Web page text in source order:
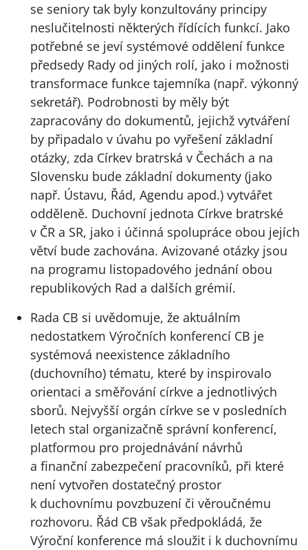
se seniory tak byly konzultovány principy
neslučitelnosti některých řídících funkcí. Jako
potřebné se jeví systémové oddělení funkce
předsedy Rady od jiných rolí, jako i možnosti
transformace funkce tajemníka (např. výkonný
sekretář). Podrobnosti by měly být
zapracovány do dokumentů, jejichž vytváření
by připadalo v úvahu po vyřešení základní
otázky, zda Církev bratrská v Čechách a na
Slovensku bude základní dokumenty (jako
např. Ústavu, Řád, Agendu apod.) vytvářet
odděleně. Duchovní jednota Církve bratrské
v ČR a SR, jako i účinná spolupráce obou jejích
větví bude zachována. Avizované otázky jsou
na programu listopadového jednání obou
republikových Rad a dalších grémií.
Rada CB si uvědomuje, že aktuálním
nedostatkem Výročních konferencí CB je
systémová neexistence základního
(duchovního) tématu, které by inspirovalo
orientaci a směřování církve a jednotlivých
sborů. Nejvyšší orgán církve se v posledních
letech stal organizačně správní konferencí,
platformou pro projednávání návrhů
a finanční zabezpečení pracovníků, při které
není vytvořen dostatečný prostor
k duchovnímu povzbuzení či věroučnému
rozhovoru. Řád CB však předpokládá, že
Výroční konference má sloužit i k duchovnímu